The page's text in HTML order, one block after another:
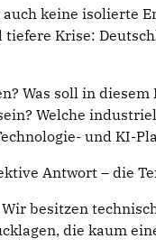
keine isolierte
Krise:
Was soll in
Welche
und KI-
Antwort – die
besitzen
die kaum